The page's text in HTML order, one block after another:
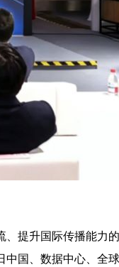
提升国际传播能力
国、数据中心、全